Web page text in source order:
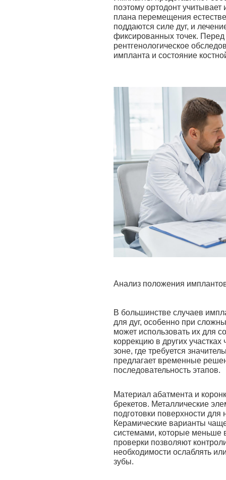
поэтому ортодонт
плана перемещения
поддаются силе дуг, и
фиксированных точек.
рентгенологическое
импланта и состояние
Анализ положения
В большинстве случаев
для дуг, особенно при
может использовать их для
коррекцию в других
зоне, где требуется
предлагает временные
последовательность этапов.
Материал абатмента и
брекетов. Металлические
подготовки поверхности
Керамические варианты
системами, которые меньше
проверки позволяют
необходимости ослаблять
зубы.